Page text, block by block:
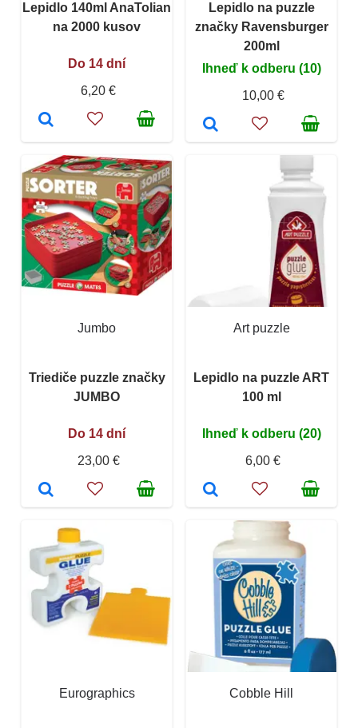
Lepidlo 140ml AnaTolian
na 2000 kusov
Do 14 dní
6,20 €
Lepidlo na puzzle
značky Ravensburger
200ml
Ihneď k odberu (10)
10,00 €
Jumbo
Triediče puzzle značky
JUMBO
Do 14 dní
23,00 €
Art puzzle
Lepidlo na puzzle ART
100 ml
Ihneď k odberu (20)
6,00 €
Eurographics Cobble Hill